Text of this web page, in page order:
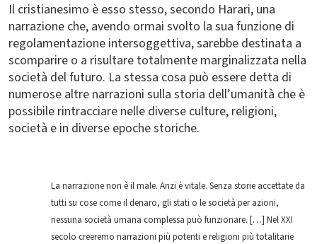
Il cristianesimo è esso stesso, secondo Harari, una
narrazione che, avendo ormai svolto la sua funzione di
regolamentazione intersoggettiva, sarebbe destinata a
scomparire o a risultare totalmente marginalizzata nella
società del futuro. La stessa cosa può essere detta di
numerose altre narrazioni sulla storia dell’umanità che è
possibile rintracciare nelle diverse culture, religioni,
società e in diverse epoche storiche.
La narrazione non è il male. Anzi è vitale. Senza storie accettate da
tutti su cose come il denaro, gli stati o le società per azioni,
nessuna società umana complessa può funzionare. […] Nel XXI
secolo creeremo narrazioni più potenti e religioni più totalitarie